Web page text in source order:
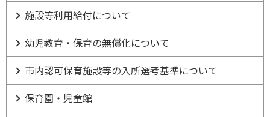
施設等利用給付について
幼児教育・保育の無償化について
市内認可保育施設等の入所選考基準について
保育園・児童館